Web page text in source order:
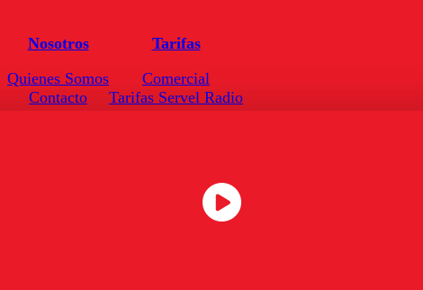
Nosotros
Quienes Somos
Contacto
Tarifas
Comercial
Tarifas Servel Radio